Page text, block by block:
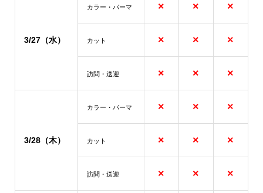
3/27（水）
カラー・パーマ × × ×
カット × × ×
訪問・送迎 × × ×
3/28（木）
カラー・パーマ × × ×
カット × × ×
訪問・送迎 × × ×